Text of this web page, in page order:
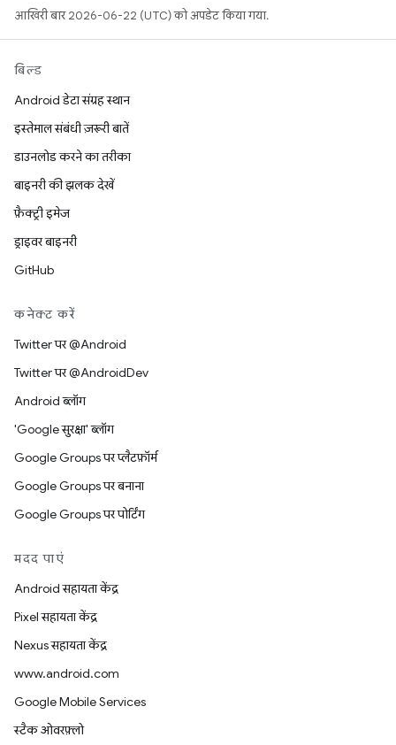
आखिरी बार 2026-06-22 (UTC) को अपडेट किया गया.
बिल्ड
Android डेटा संग्रह स्थान
इस्तेमाल संबंधी ज़रूरी बातें
डाउनलोड करने का तरीका
बाइनरी की झलक देखें
फ़ैक्ट्री इमेज
ड्राइवर बाइनरी
GitHub
कनेक्ट करें
Twitter पर @Android
Twitter पर @AndroidDev
Android ब्लॉग
'Google सुरक्षा' ब्लॉग
Google Groups पर प्लैटफ़ॉर्म
Google Groups पर बनाना
Google Groups पर पोर्टिंग
मदद पाएं
Android सहायता केंद्र
Pixel सहायता केंद्र
Nexus सहायता केंद्र
www.android.com
Google Mobile Services
स्टैक ओवरफ़्लो